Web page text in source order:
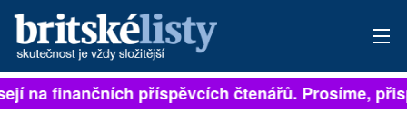
PŘIHLÁSIT
na finančních příspěvcích čtenářů. Prosíme,